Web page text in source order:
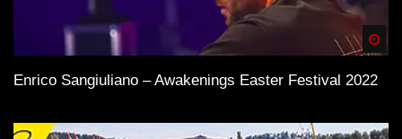
Enrico Sangiuliano – Awakenings Easter Festival 2022